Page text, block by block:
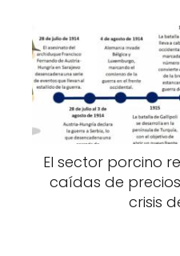
El sector porcino
caídas de
crisis